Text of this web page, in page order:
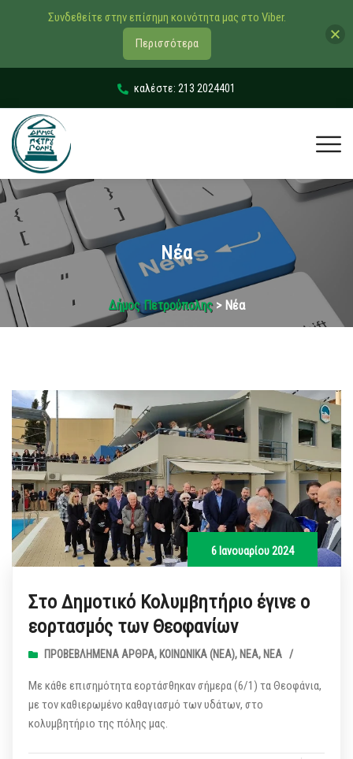
καλέστε: 213 2024401
Νέα
Δήμος Πετρούπολης> Νέα
6 Ιανουαρίου 2024
Στο Δημοτικό Κολυμβητήριο έγινε ο
εορτασμός των Θεοφανίων
ΠΡΟΒΕΒΛΗΜΈΝΑ ΆΡΘΡΑ, ΚΟΙΝΩΝΙΚΆ (ΝΕΑ), ΝΈΑ, ΝΈΑ /
Με κάθε επισημότητα εορτάσθηκαν σήμερα (6/1) τα Θεοφάνια,
με τον καθιερωμένο καθαγιασμό των υδάτων, στο
κολυμβητήριο της πόλης μας.
Συνδεθείτε στην επίσημη κοινότητα μας στο Viber.
Περισσότερα